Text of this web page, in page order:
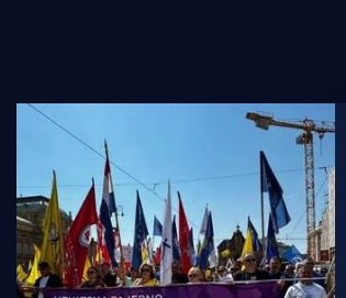
Turizam i nautika
Pomorstvo
Ribolov
Ekologija
Tradicija i kultura